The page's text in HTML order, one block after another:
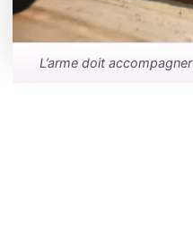
L’arme doit